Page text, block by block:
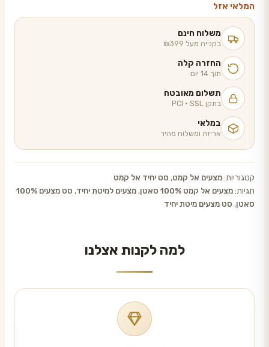
המלאי אזל
משלוח חינם
בקנייה מעל ₪399
החזרה קלה
תוך 14 יום
תשלום מאובטח
בתקן PCI · SSL
במלאי
אריזה ומשלוח מהיר
קטגוריות:מצעים אל קמט, סט יחיד אל קמט
תגיות:מצעים אל קמט 100% סאטן , מצעים למיטת יחיד,
סט מצעים 100%
סאטן, סט מצעים מיטת יחיד
למה לקנות אצלנו